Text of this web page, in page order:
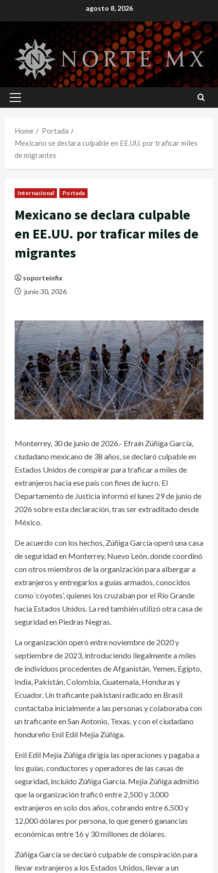
to
agosto 8, 2026
Primary
Home
Portada
Mexicano se declara culpable en EE.UU. por traficar miles
de migrantes
Internacional Portada
Mexicano se declara culpable
en EE.UU. por traficar miles de
migrantes
soporteinfix
junio 30, 2026
Monterrey, 30 de junio de 2026.- Efraín Zúñiga García,
ciudadano mexicano de 38 años, se declaró culpable en
Estados Unidos de conspirar para traficar a miles de
extranjeros hacia ese país con fines de lucro. El
Departamento de Justicia informó el lunes 29 de junio de
2026 sobre esta declaración, tras ser extraditado desde
México.
De acuerdo con los hechos, Zúñiga García operó una casa
de seguridad en Monterrey, Nuevo León, donde coordinó
con otros miembros de la organización para albergar a
extranjeros y entregarlos a guías armados, conocidos
como ‘coyotes’, quienes los cruzaban por el Río Grande
hacia Estados Unidos. La red también utilizó otra casa de
seguridad en Piedras Negras.
La organización operó entre noviembre de 2020 y
septiembre de 2023, introduciendo ilegalmente a miles
de individuos procedentes de Afganistán, Yemen, Egipto,
India, Pakistán, Colombia, Guatemala, Honduras y
Ecuador. Un traficante pakistaní radicado en Brasil
contactaba inicialmente a las personas y colaboraba con
un traficante en San Antonio, Texas, y con el ciudadano
hondureño Enil Edil Mejía Zúñiga.
Enil Edil Mejía Zúñiga dirigía las operaciones y pagaba a
los guías, conductores y operadores de las casas de
seguridad, incluido Zúñiga García. Mejía Zúñiga admitió
que la organización traficó entre 2,500 y 3,000
extranjeros en solo dos años, cobrando entre 6,500 y
12,000 dólares por persona, lo que generó ganancias
económicas entre 16 y 30 millones de dólares.
Zúñiga García se declaró culpable de conspiración para
llevar extranjeros a los Estados Unidos, llevar a un